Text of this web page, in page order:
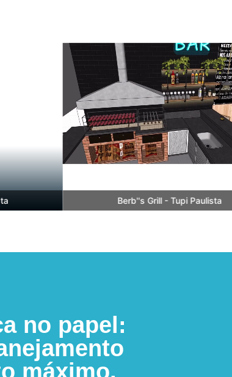
Berb''s Grill - Tupi Paulista
no papel:
máximo.